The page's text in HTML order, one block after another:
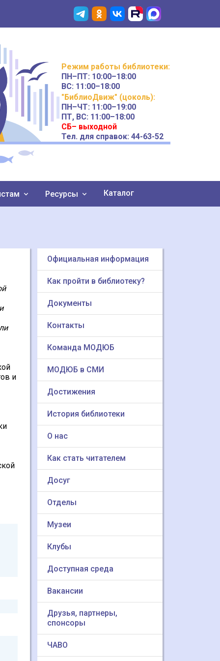
Режим работы библиотеки:
ПН–ПТ: 10:00–18:00
ВС: 11:00–18:00
"БиблиоДвиж" (цоколь):
ПН–ЧТ: 11:00–19:00
ПТ, ВС: 11:00–18:00
СБ– выходной
Тел. для справок: 44-63-52
Ресурсы Каталог
и
Официальная информация
Как пройти в библиотеку?
Документы
Контакты
Команда МОДЮБ
МОДЮБ в СМИ
Достижения
История библиотеки
О нас
Как стать читателем
Досуг
Отделы
Музеи
Клубы
Доступная среда
Вакансии
Друзья, партнеры,
спонсоры
ЧАВО